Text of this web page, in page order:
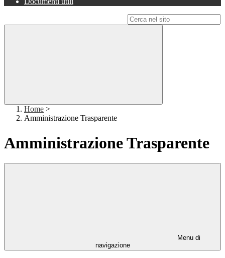
Home >
Amministrazione Trasparente
Amministrazione Trasparente
Menu di
navigazione